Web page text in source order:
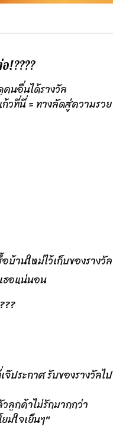
! ????
คนอื่นได้รางวัล
วที่นี่ = ทางลัดสู่ความรวย
านใหม่ไว้เก็บของรางวัล
ธอแน่นอน
ประกาศ รับของรางวัลไป
ลูกค้าไม่รักมากกว่า
มใจเย็นๆ"